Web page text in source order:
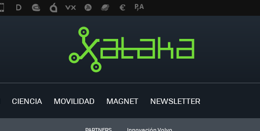
CIENCIA MOVILIDAD MAGNET NEWSLETTER